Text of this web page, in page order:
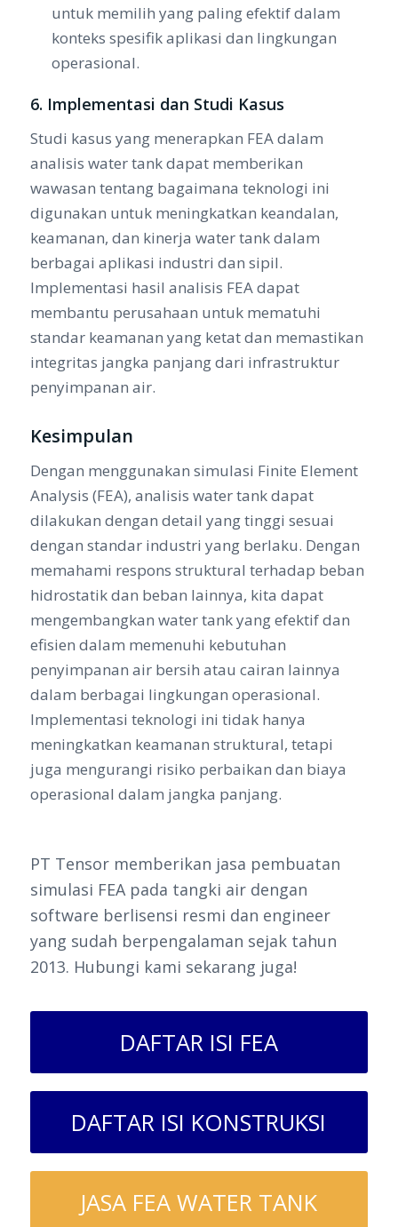
untuk memilih yang paling efektif dalam
konteks spesifik aplikasi dan lingkungan
operasional.
6. Implementasi dan Studi Kasus
Studi kasus yang menerapkan FEA dalam
analisis water tank dapat memberikan
wawasan tentang bagaimana teknologi ini
digunakan untuk meningkatkan keandalan,
keamanan, dan kinerja water tank dalam
berbagai aplikasi industri dan sipil.
Implementasi hasil analisis FEA dapat
membantu perusahaan untuk mematuhi
standar keamanan yang ketat dan memastikan
integritas jangka panjang dari infrastruktur
penyimpanan air.
Kesimpulan
Dengan menggunakan simulasi Finite Element
Analysis (FEA), analisis water tank dapat
dilakukan dengan detail yang tinggi sesuai
dengan standar industri yang berlaku. Dengan
memahami respons struktural terhadap beban
hidrostatik dan beban lainnya, kita dapat
mengembangkan water tank yang efektif dan
efisien dalam memenuhi kebutuhan
penyimpanan air bersih atau cairan lainnya
dalam berbagai lingkungan operasional.
Implementasi teknologi ini tidak hanya
meningkatkan keamanan struktural, tetapi
juga mengurangi risiko perbaikan dan biaya
operasional dalam jangka panjang.
PT Tensor memberikan jasa pembuatan
simulasi FEA pada tangki air dengan
software berlisensi resmi dan engineer
yang sudah berpengalaman sejak tahun
2013. Hubungi kami sekarang juga!
DAFTAR ISI FEA
DAFTAR ISI KONSTRUKSI
JASA FEA WATER TANK